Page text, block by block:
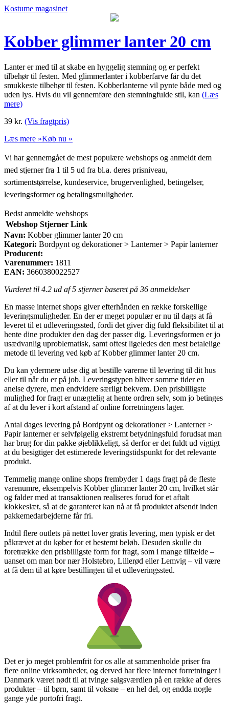
Kostume magasinet
Kobber glimmer lanter 20 cm
Lanter er med til at skabe en hyggelig stemning og er perfekt
tilbehør til festen. Med glimmerlanter i kobberfarve får du det
smukkeste tilbehør til festen. Kobberlanterne vil pynte både med og
uden lys. Hvis du vil gennemføre den stemningfulde stil, kan (Læs
mere)
39 kr. (Vis fragtpris)
Læs mere »Køb nu »
Vi har gennemgået de mest populære webshops og anmeldt dem
med stjerner fra 1 til 5 ud fra bl.a. deres prisniveau,
sortimentstørrelse, kundeservice, brugervenlighed, betingelser,
leveringsformer og betalingsmuligheder.
Bedst anmeldte webshops
Webshop Stjerner Link
Navn: Kobber glimmer lanter 20 cm
Kategori: Bordpynt og dekorationer > Lanterner > Papir lanterner
Producent:
Varenummer: 1811
EAN: 3660380022527
Vurderet til 4.2 ud af 5 stjerner baseret på 36 anmeldelser
En masse internet shops giver efterhånden en række forskellige
leveringsmuligheder. En der er meget populær er nu til dags at få
leveret til et udleveringssted, fordi det giver dig fuld fleksibilitet til at
hente dine produkter den dag der passer dig. Leveringsformen er jo
usædvanlig uproblematisk, samt oftest ligeledes den mest betalelige
metode til levering ved køb af Kobber glimmer lanter 20 cm.
Du kan ydermere udse dig at bestille varerne til levering til dit hus
eller til når du er på job. Leveringstypen bliver somme tider en
anelse dyrere, men endvidere særligt bekvem. Den prisbilligste
mulighed for fragt er unægtelig at hente ordren selv, som jo betinges
af at du lever i kort afstand af online forretningens lager.
Antal dages levering på Bordpynt og dekorationer > Lanterner >
Papir lanterner er selvfølgelig ekstremt betydningsfuld forudsat man
har brug for din pakke øjeblikkeligt, så derfor er det fuldt ud vigtigt
at du besigtiger det estimerede leveringstidspunkt for det relevante
produkt.
Temmelig mange online shops frembyder 1 dags fragt på de fleste
varenumre, eksempelvis Kobber glimmer lanter 20 cm, hvilket står
og falder med at transaktionen realiseres forud for et aftalt
klokkeslæt, så at de garanteret kan nå at få produktet afsendt inden
pakkemedarbejderne får fri.
Indtil flere outlets på nettet lover gratis levering, men typisk er det
påkrævet at du køber for et bestemt beløb. Desuden skulle du
foretrække den prisbilligste form for fragt, som i mange tilfælde –
uanset om man bor nær Holstebro, Lillerød eller Lemvig – vil være
at få dem til at køre bestillingen til et udleveringssted.
Det er jo meget problemfrit for os alle at sammenholde priser fra
flere online virksomheder, og derved har flere internet forretninger i
Danmark været nødt til at tvinge salgsværdien på en række af deres
produkter – til børn, samt til voksne – en hel del, og endda nogle
gange yde portofri fragt.